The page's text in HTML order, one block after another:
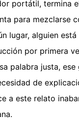
portátil, termina
para mezclarse
lugar, alguien
por primera
palabra justa,
de
a este relato